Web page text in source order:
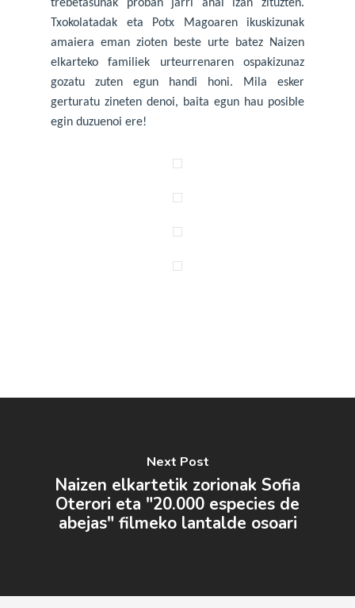
trebetasunak proban jarri ahal izan zituzten.
Txokolatadak eta Potx Magoaren ikuskizunak
amaiera eman zioten beste urte batez Naizen
elkarteko familiek urteurrenaren ospakizunaz
gozatu zuten egun handi honi. Mila esker
gerturatu zineten denoi, baita egun hau posible
egin duzuenoi ere!
Next Post
Naizen elkartetik zorionak Sofia
Oterori eta "20.000 especies de
abejas" filmeko lantalde osoari